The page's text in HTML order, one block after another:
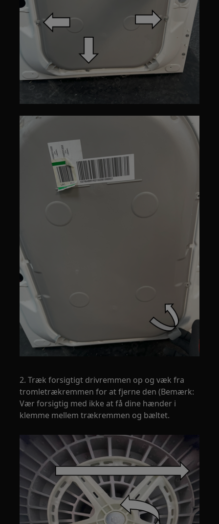
2. Træk forsigtigt drivremmen op og væk fra
tromletrækremmen for at fjerne den (Bemærk:
Vær forsigtig med ikke at få dine hænder i
klemme mellem trækremmen og bæltet.